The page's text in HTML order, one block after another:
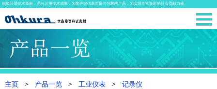
积极开展技术革新，充分运用技术成果，为客户提供高质量可信赖的产品，为实现丰富多彩的社会贡献力量。
主页 产品一览 工业仪表 记录仪